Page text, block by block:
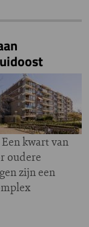
kwart van
oudere
zijn een